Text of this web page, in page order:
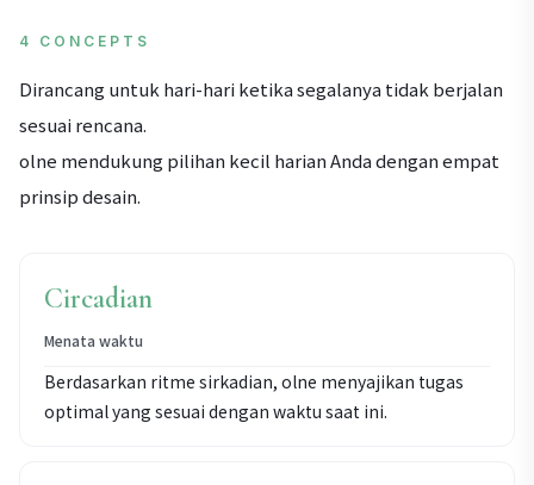
4 CONCEPTS
Dirancang untuk hari-hari ketika segalanya tidak berjalan
sesuai rencana.
olne mendukung pilihan kecil harian Anda dengan empat
prinsip desain.
Circadian
Menata waktu
Berdasarkan ritme sirkadian, olne menyajikan tugas
optimal yang sesuai dengan waktu saat ini.